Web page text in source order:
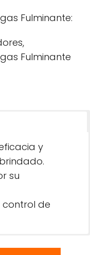
Fulminante:
Fulminante
y
su
control de